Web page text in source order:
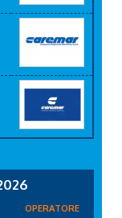
OPERATORE